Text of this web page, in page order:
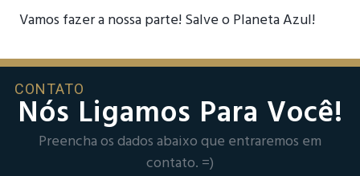
Vamos fazer a nossa parte! Salve o Planeta Azul!
CONTATO
Nós Ligamos Para Você!
Preencha os dados abaixo que entraremos em
contato. =)